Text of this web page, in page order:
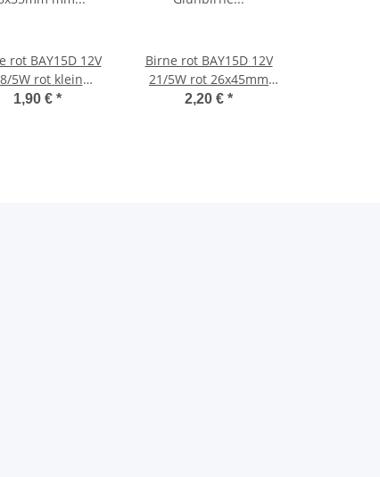
rot BAY15D 12V
5W rot klein
18x35mm mm
1,90 € *
Birne rot BAY15D 12V
21/5W rot 26x45mm
Glühbirne Mofa Moped
2,20 € *